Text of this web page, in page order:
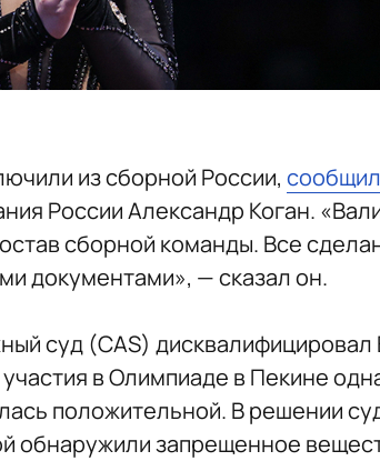
из сборной России, сообщил
России Александр Коган.
сборной команды. Все
документами», — сказал он.
суд (CAS) дисквалифицировал
в Олимпиаде в Пекине
положительной. В решении
обнаружили запрещенное